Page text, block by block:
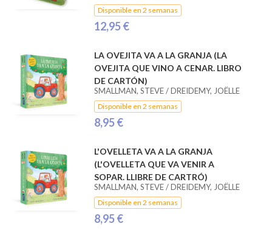
Disponible en 2 semanas
12,95 €
LA OVEJITA VA A LA GRANJA (LA
OVEJITA QUE VINO A CENAR. LIBRO
DE CARTÓN)
SMALLMAN, STEVE / DREIDEMY, JOËLLE
Disponible en 2 semanas
8,95 €
L'OVELLETA VA A LA GRANJA
(L'OVELLETA QUE VA VENIR A
SOPAR. LLIBRE DE CARTRÓ)
SMALLMAN, STEVE / DREIDEMY, JOËLLE
Disponible en 2 semanas
8,95 €